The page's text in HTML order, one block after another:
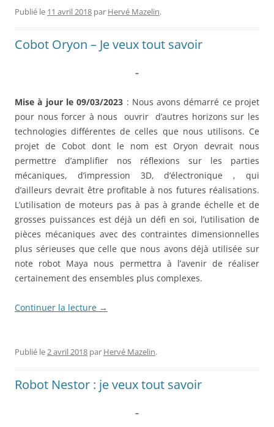
Publié le 11 avril 2018 par Hervé Mazelin.
Cobot Oryon – Je veux tout savoir
–
Mise à jour le 09/03/2023 : Nous avons démarré ce projet
pour nous forcer à nous ouvrir d’autres horizons sur les
technologies différentes de celles que nous utilisons. Ce
projet de Cobot dont le nom est Oryon devrait nous
permettre d’amplifier nos réflexions sur les parties
mécaniques, d’impression 3D, d’électronique , qui
d’ailleurs devrait être profitable à nos futures réalisations.
L’utilisation de moteurs pas à pas à grande échelle et de
grosses puissances est déjà un défi en soi, l’utilisation de
pièces mécaniques avec des contraintes dimensionnelles
plus sérieuses que celle que nous avons déjà utilisée sur
note robot Maya nous permettra à l’avenir de réaliser
certainement des ensembles plus complexes.
Continuer la lecture →
Publié le2 avril 2018 par Hervé Mazelin.
Robot Nestor : je veux tout savoir
–